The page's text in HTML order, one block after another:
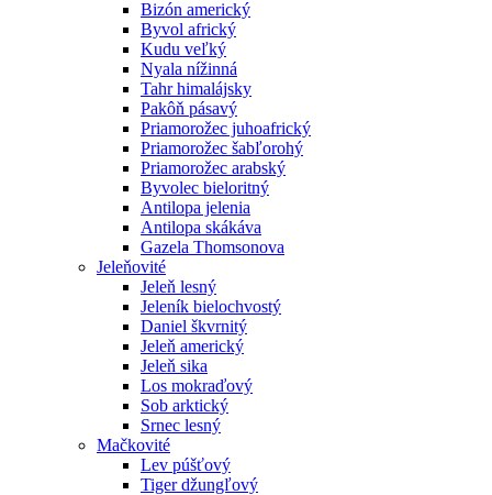
Bizón americký
Byvol africký
Kudu veľký
Nyala nížinná
Tahr himalájsky
Pakôň pásavý
Priamorožec juhoafrický
Priamorožec šabľorohý
Priamorožec arabský
Byvolec bieloritný
Antilopa jelenia
Antilopa skákáva
Gazela Thomsonova
Jeleňovité
Jeleň lesný
Jeleník bielochvostý
Daniel škvrnitý
Jeleň americký
Jeleň sika
Los mokraďový
Sob arktický
Srnec lesný
Mačkovité
Lev púšťový
Tiger džungľový